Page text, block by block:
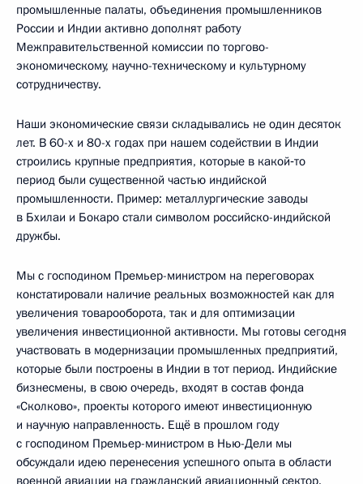
промышленные палаты, объединения промышленников
России и Индии активно дополнят работу
Межправительственной комиссии по торгово-
экономическому, научно-техническому и культурному
сотрудничеству.
Наши экономические связи складывались не один десяток
лет. В 60-х и 80-х годах при нашем содействии в Индии
строились крупные предприятия, которые в какой‑то
период были существенной частью индийской
промышленности. Пример: металлургические заводы
в Бхилаи и Бокаро стали символом российско-индийской
дружбы.
Мы с господином Премьер-министром на переговорах
констатировали наличие реальных возможностей как для
увеличения товарооборота, так и для оптимизации
увеличения инвестиционной активности. Мы готовы сегодня
участвовать в модернизации промышленных предприятий,
которые были построены в Индии в тот период. Индийские
бизнесмены, в свою очередь, входят в состав фонда
«Сколково», проекты которого имеют инвестиционную
и научную направленность. Ещё в прошлом году
с господином Премьер-министром в Нью-Дели мы
обсуждали идею перенесения успешного опыта в области
военной авиации на гражданский авиационный сектор.